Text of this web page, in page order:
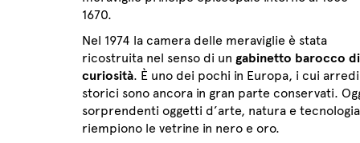
1670.
Nel 1974 la camera delle meraviglie è stata
ricostruita nel senso di un gabinetto barocco di
curiosità. È uno dei pochi in Europa, i cui arredi
storici sono ancora in gran parte conservati.
sorprendenti oggetti d’arte, natura e tecnologia
riempiono le vetrine in nero e oro.